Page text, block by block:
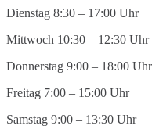
Dienstag 8:30 – 17:00 Uhr
Mittwoch 10:30 – 12:30 Uhr
Donnerstag 9:00 – 18:00 Uhr
Freitag 7:00 – 15:00 Uhr
Samstag 9:00 – 13:30 Uhr